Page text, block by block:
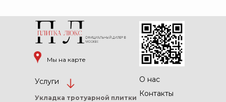
О нас
Контакты
Услуги
Укладка тротуарной плитки
Мы на карте